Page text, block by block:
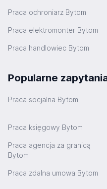
Praca ochroniarz Bytom
Praca elektromonter Bytom
Praca handlowiec Bytom
Popularne
Praca socjalna Bytom
Praca księgowy Bytom
Praca agencja za granicą
Bytom
Praca zdalna umowa Bytom